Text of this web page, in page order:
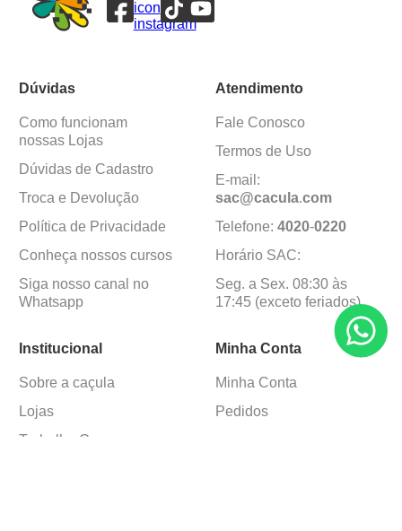
Dúvidas
Como funcionam
nossas Lojas
Dúvidas de Cadastro
Troca e Devolução
Política de Privacidade
Conheça nossos cursos
Siga nosso canal no
Whatsapp
Atendimento
Fale Conosco
Termos de Uso
E-mail:
sac@cacula.com
Telefone: 4020-0220
Horário SAC:
Seg. a Sex. 08:30 às
17:45 (exceto feriados)
Institucional
Sobre a caçula
Lojas
Trabalhe Conosco
Minha Conta
Minha Conta
Pedidos